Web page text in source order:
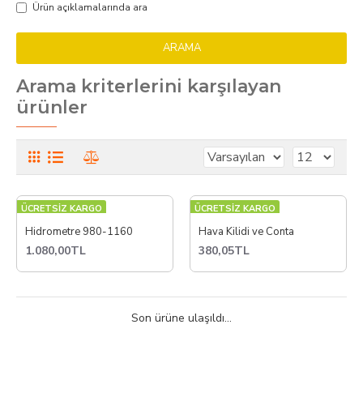
Ürün açıklamalarında ara
ARAMA
Arama kriterlerini karşılayan
ürünler
ÜCRETSİZ KARGO
Hidrometre 980-1160
1.080,00TL
ÜCRETSİZ KARGO
Hava Kilidi ve Conta
380,05TL
Son ürüne ulaşıldı...